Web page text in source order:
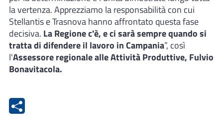
la vertenza. Apprezziamo la responsabilità con cui
Stellantis e Trasnova hanno affrontato questa fase
decisiva. La Regione c'è, e ci sarà sempre quando si
tratta di difendere il lavoro in Campania”, così
l'Assessore regionale alle Attività Produttive, Fulvio
Bonavitacola.